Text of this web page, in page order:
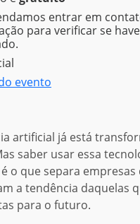
entrar em
para verificar se
evento
artificial já está
saber usar essa
o que separa empresas
a tendência daquelas
para o futuro.